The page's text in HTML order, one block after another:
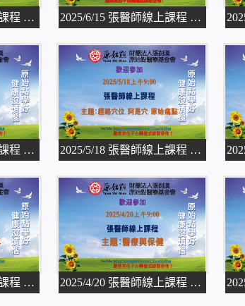
2025/6/22 張醫師線上課程 主題 2025/6/15 張醫師線上課程 主題
2025/5/25 張醫師線上課程 主題 2025/5/18 張醫師線上課程 主題
2025/4/27 張醫師線上課程 主題 2025/4/20 張醫師線上課程 主題